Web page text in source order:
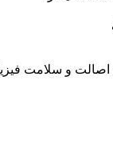
اصالت و سلامت